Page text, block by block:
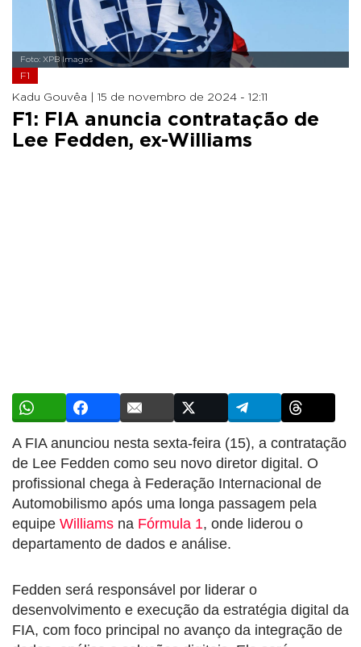
Foto: XPB Images
F1
Kadu Gouvêa | 15 de novembro de 2024 - 12:11
F1: FIA anuncia contratação de
Lee Fedden, ex-Williams
A FIA anunciou nesta sexta-feira (15), a contratação
de Lee Fedden como seu novo diretor digital. O
profissional chega à Federação Internacional de
Automobilismo após uma longa passagem pela
equipe Williams na Fórmula 1, onde liderou o
departamento de dados e análise.
Fedden será responsável por liderar o
desenvolvimento e execução da estratégia digital da
FIA, com foco principal no avanço da integração de